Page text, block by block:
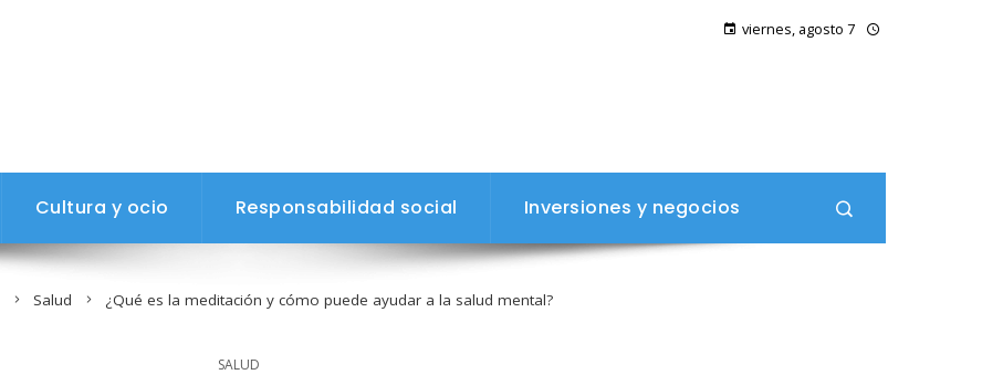
viernes, agosto 7
Cultura y ocio Responsabilidad social Inversiones y negocios
Salud ¿Qué es la meditación y cómo puede ayudar a la salud mental?
SALUD